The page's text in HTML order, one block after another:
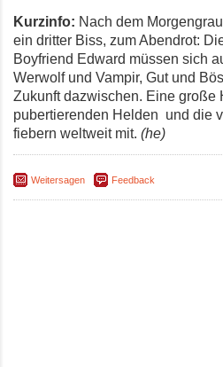
Kurzinfo: Nach dem
ein dritter Biss, zum Abendrot:
Boyfriend Edward müssen sich
Werwolf und Vampir, Gut und
Zukunft dazwischen. Eine große
pubertierenden Helden  und
fiebern weltweit mit. (he)
Weitersagen Feedback